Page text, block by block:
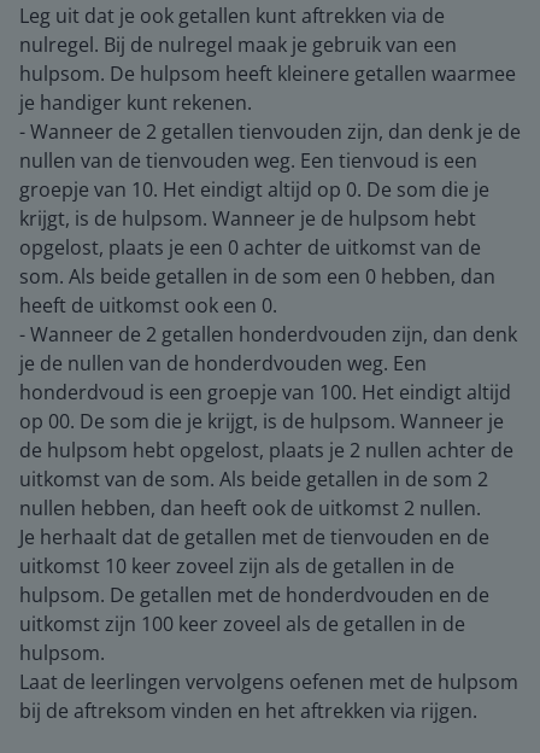
Leg uit dat je ook getallen kunt aftrekken via de
nulregel. Bij de nulregel maak je gebruik van een
hulpsom. De hulpsom heeft kleinere getallen waarmee
je handiger kunt rekenen.
- Wanneer de 2 getallen tienvouden zijn, dan denk je de
nullen van de tienvouden weg. Een tienvoud is een
groepje van 10. Het eindigt altijd op 0. De som die je
krijgt, is de hulpsom. Wanneer je de hulpsom hebt
opgelost, plaats je een 0 achter de uitkomst van de
som. Als beide getallen in de som een 0 hebben, dan
heeft de uitkomst ook een 0.
- Wanneer de 2 getallen honderdvouden zijn, dan denk
je de nullen van de honderdvouden weg. Een
honderdvoud is een groepje van 100. Het eindigt altijd
op 00. De som die je krijgt, is de hulpsom. Wanneer je
de hulpsom hebt opgelost, plaats je 2 nullen achter de
uitkomst van de som. Als beide getallen in de som 2
nullen hebben, dan heeft ook de uitkomst 2 nullen.
Je herhaalt dat de getallen met de tienvouden en de
uitkomst 10 keer zoveel zijn als de getallen in de
hulpsom. De getallen met de honderdvouden en de
uitkomst zijn 100 keer zoveel als de getallen in de
hulpsom.
Laat de leerlingen vervolgens oefenen met de hulpsom
bij de aftreksom vinden en het aftrekken via rijgen.